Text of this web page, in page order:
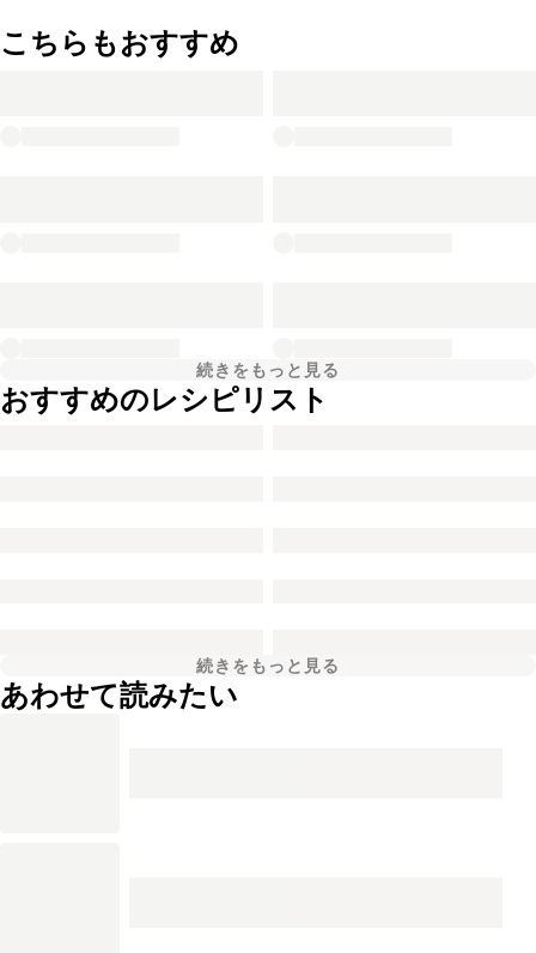
こちらもおすすめ
続きをもっと見る
おすすめのレシピリスト
続きをもっと見る
あわせて読みたい